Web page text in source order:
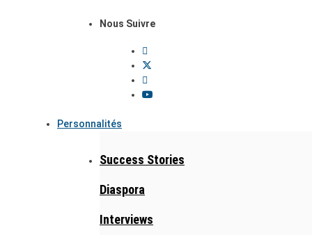
Nous Suivre
Personnalités
Success Stories
Diaspora
Interviews